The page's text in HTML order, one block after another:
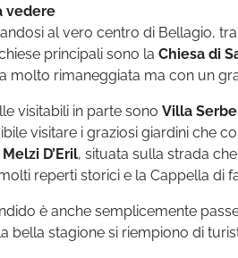
vedere
al vero centro di Bellagio,
principali sono la Chiesa di
molto rimaneggiata ma con un
visitabili in parte sono Villa
visitare i graziosi giardini che
D’Eril, situata sulla strada
reperti storici e la Cappella di
è anche semplicemente
bella stagione si riempiono di